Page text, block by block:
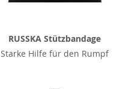
RUSSKA Stützbandage
Starke Hilfe für den Rumpf